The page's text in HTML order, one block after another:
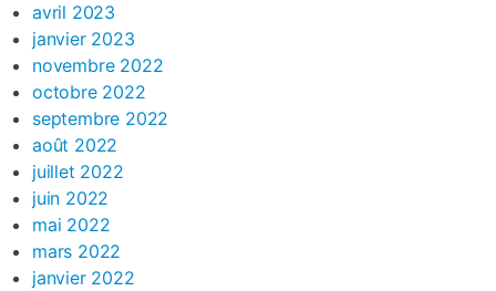
avril 2023
janvier 2023
novembre 2022
octobre 2022
septembre 2022
août 2022
juillet 2022
juin 2022
mai 2022
mars 2022
janvier 2022